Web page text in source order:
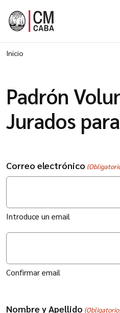
Inicio
Padrón
Jurados
Correo electrónico
Introduce un email
Confirmar email
Nombre y Apellido